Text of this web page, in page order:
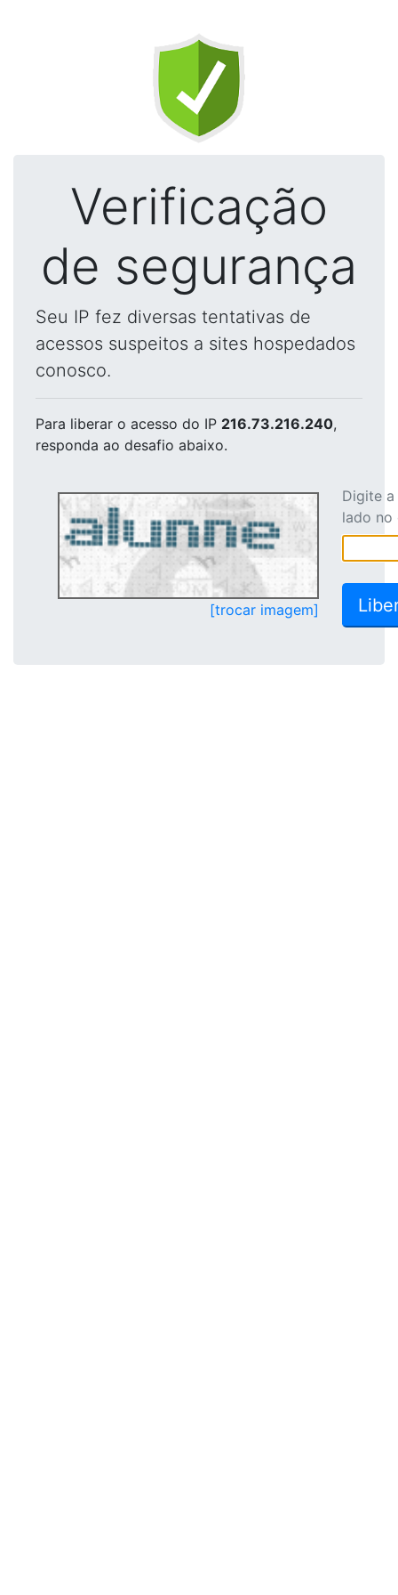
Verificação
de segurança
Seu IP fez diversas tentativas de
acessos suspeitos a sites hospedados
conosco.
Para liberar o acesso do IP 216.73.216.240,
responda ao desafio abaixo.
[trocar imagem]
Digite
lado no